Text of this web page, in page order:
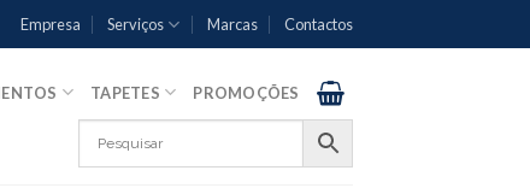
Empresa Serviços Marcas Contactos
TAPETES PROMOÇÕES